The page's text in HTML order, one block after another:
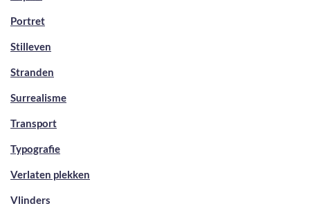
Portret
Stilleven
Stranden
Surrealisme
Transport
Typografie
Verlaten plekken
Vlinders